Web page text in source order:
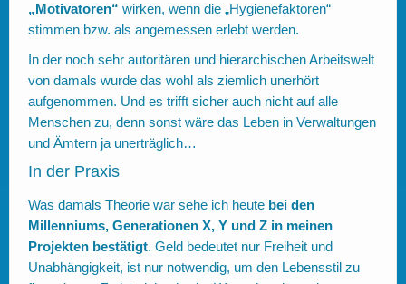
„Motivatoren“ wirken, wenn die „Hygienefaktoren“
stimmen bzw. als angemessen erlebt werden.
In der noch sehr autoritären und hierarchischen Arbeitswelt
von damals wurde das wohl als ziemlich unerhört
aufgenommen. Und es trifft sicher auch nicht auf alle
Menschen zu, denn sonst wäre das Leben in Verwaltungen
und Ämtern ja unerträglich…
In der Praxis
Was damals Theorie war sehe ich heute bei den
Millenniums, Generationen X, Y und Z in meinen
Projekten bestätigt. Geld bedeutet nur Freiheit und
Unabhängigkeit, ist nur notwendig, um den Lebensstil zu